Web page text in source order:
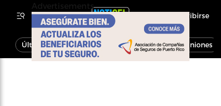
Inscribirse
Última Hora Noticias Economía Opiniones
Advertisements